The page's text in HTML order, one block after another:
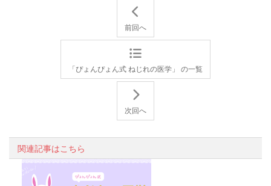
前回へ
「ぴょんぴょん式 ねじれの医学」 の一覧
次回へ
関連記事はこちら